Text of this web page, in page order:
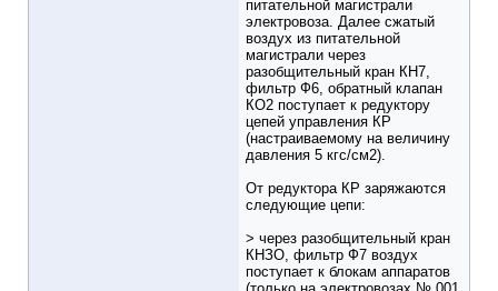
питательной магистрали
электровоза. Далее сжатый
воздух из питательной
магистрали через
разобщительный кран КН7,
фильтр Ф6, обратный клапан
КО2 поступает к редуктору
цепей управления КР
(настраиваемому на величину
давления 5 кгс/см2).
От редуктора КР заряжаются
следующие цепи:
> через разобщительный кран
КНЗО, фильтр Ф7 воздух
поступает к блокам аппаратов